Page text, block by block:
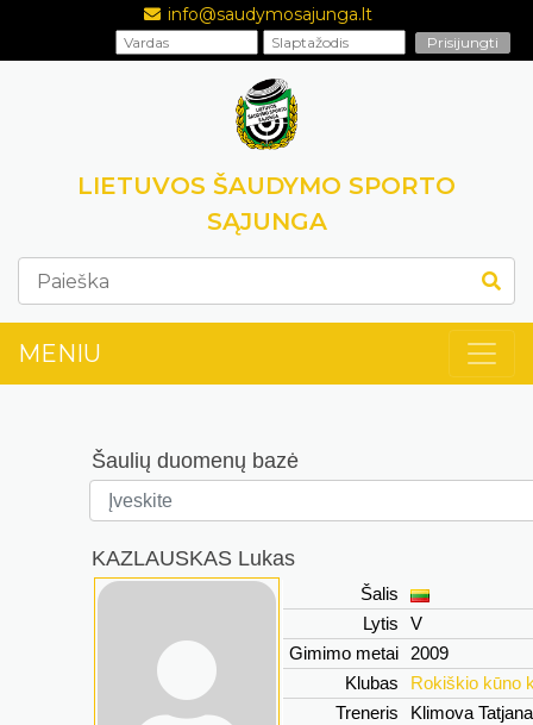
info@saudymosajunga.lt
LIETUVOS ŠAUDYMO SPORTO
SĄJUNGA
MENIU
Šaulių duomenų bazė
KAZLAUSKAS Lukas
Šalis
Lytis
V
Gimimo metai
2009
Klubas
Rokiškio kūno
Treneris
Klimova